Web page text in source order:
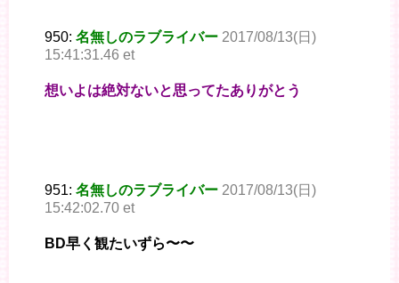
950: 名無しのラブライバー 2017/08/13(日)
15:41:31.46 et
想いよは絶対ないと思ってたありがとう
951: 名無しのラブライバー 2017/08/13(日)
15:42:02.70 et
BD早く観たいずら〜〜